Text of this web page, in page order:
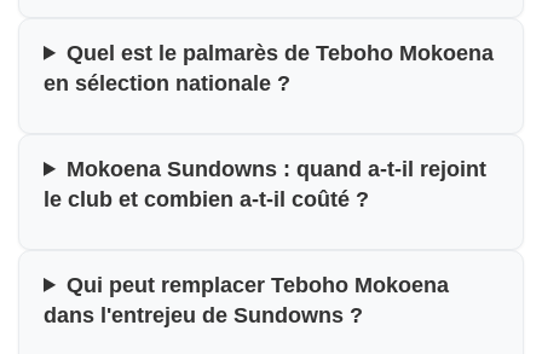
Quel est le palmarès de Teboho Mokoena
en sélection nationale ?
Mokoena Sundowns : quand a-t-il rejoint
le club et combien a-t-il coûté ?
Qui peut remplacer Teboho Mokoena
dans l'entrejeu de Sundowns ?